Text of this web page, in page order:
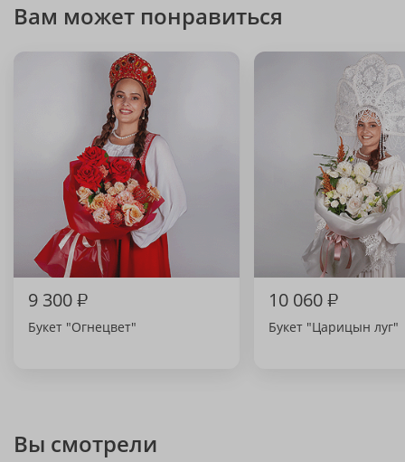
Вам может понравиться
9 300₽
Букет "Огнецвет"
10 060₽
Букет "Царицын луг"
Вы смотрели